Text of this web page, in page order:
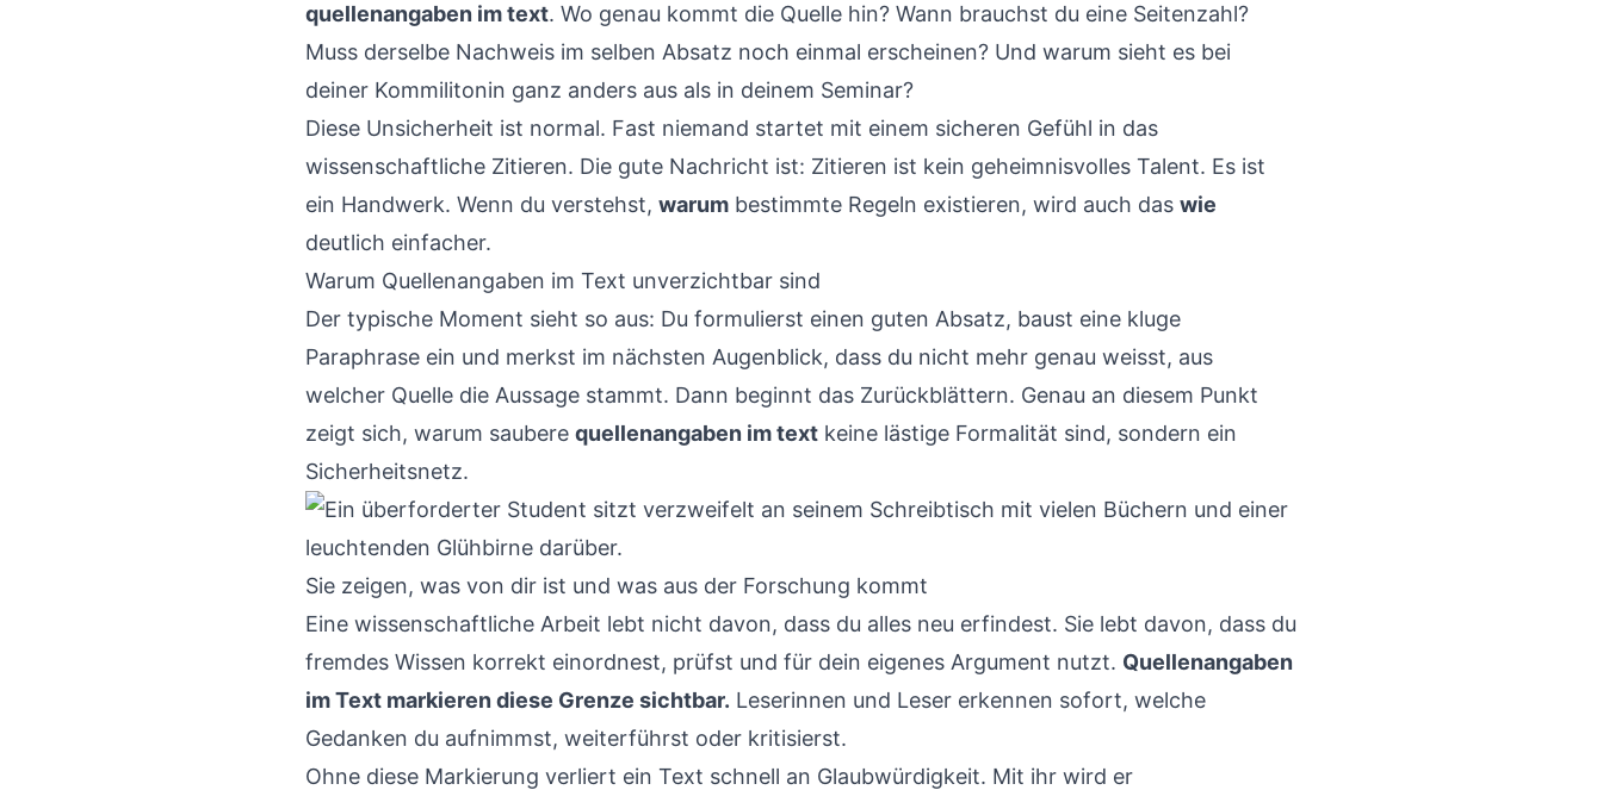
quellenangaben im text. Wo genau kommt die Quelle hin? Wann brauchst du eine Seitenzahl?
Muss derselbe Nachweis im selben Absatz noch einmal erscheinen? Und warum sieht es bei
deiner Kommilitonin ganz anders aus als in deinem Seminar?
Diese Unsicherheit ist normal. Fast niemand startet mit einem sicheren Gefühl in das
wissenschaftliche Zitieren. Die gute Nachricht ist: Zitieren ist kein geheimnisvolles Talent. Es ist
ein Handwerk. Wenn du verstehst, warum bestimmte Regeln existieren, wird auch das wie
deutlich einfacher.
Warum Quellenangaben im Text unverzichtbar sind
Der typische Moment sieht so aus: Du formulierst einen guten Absatz, baust eine kluge
Paraphrase ein und merkst im nächsten Augenblick, dass du nicht mehr genau weisst, aus
welcher Quelle die Aussage stammt. Dann beginnt das Zurückblättern. Genau an diesem Punkt
zeigt sich, warum saubere quellenangaben im text keine lästige Formalität sind, sondern ein
Sicherheitsnetz.
Sie zeigen, was von dir ist und was aus der Forschung kommt
Eine wissenschaftliche Arbeit lebt nicht davon, dass du alles neu erfindest. Sie lebt davon, dass du
fremdes Wissen korrekt einordnest, prüfst und für dein eigenes Argument nutzt. Quellenangaben
im Text markieren diese Grenze sichtbar. Leserinnen und Leser erkennen sofort, welche
Gedanken du aufnimmst, weiterführst oder kritisierst.
Ohne diese Markierung verliert ein Text schnell an Glaubwürdigkeit. Mit ihr wird er